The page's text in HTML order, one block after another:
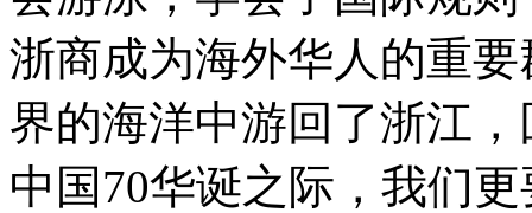
浙商成为海外华人的重
界的海洋中游回了浙江
中国70华诞之际，我们